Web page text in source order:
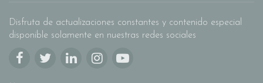
Disfruta de actualizaciones constantes y contenido especial
disponible solamente en nuestras redes sociales